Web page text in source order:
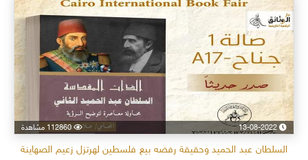
13-08-2022 112860 مشاهدة
السلطان عبد الحميد وحقيقة رفضه بيع فلسطين لهرتزل زعيم الصهاينة